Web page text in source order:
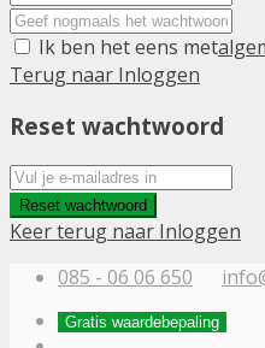
Ik ben het eens met
Terug naar Inloggen
Reset wachtwoord
Reset wachtwoord
Keer terug naar Inloggen
085 - 06 06 650
Gratis waardebepaling